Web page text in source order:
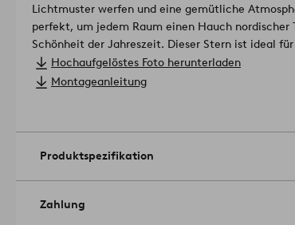
Lichtmuster werfen und eine gemütliche
perfekt, um jedem Raum einen Hauch
Schönheit der Jahreszeit. Dieser Stern ist ideal
suchen, und unterstreicht mühelos die festliche
enthalten.Material Lampenschirm: Papier.
Hochaufgelöstes Foto herunterladen
Montageanleitung
Produktspezifikation
Zahlung